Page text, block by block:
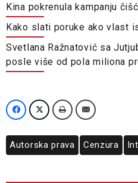
Kina pokrenula kampanju
Kako slati poruke ako vlast
Svetlana Ražnatović sa
posle više od pola miliona
Autorska prava Cenzura